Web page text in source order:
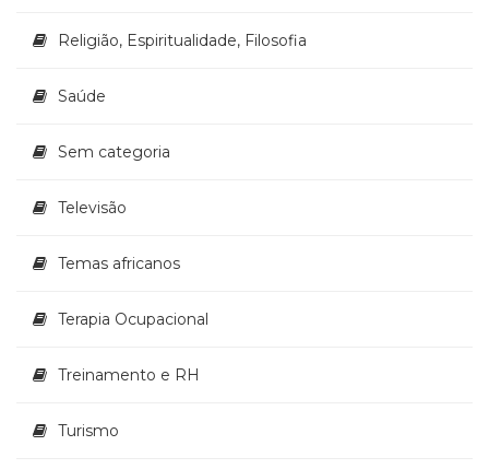
Religião, Espiritualidade, Filosofia
Saúde
Sem categoria
Televisão
Temas africanos
Terapia Ocupacional
Treinamento e RH
Turismo